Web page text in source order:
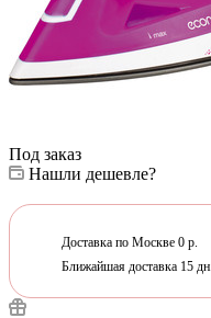
Под заказ
Нашли дешевле?
Доставка по Москве 0 р.
Ближайшая доставка 15 дн.